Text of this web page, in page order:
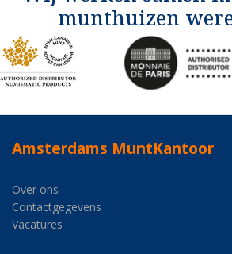
munthuizen
Amsterdams MuntKantoor
Over ons
Contactgegevens
Vacatures